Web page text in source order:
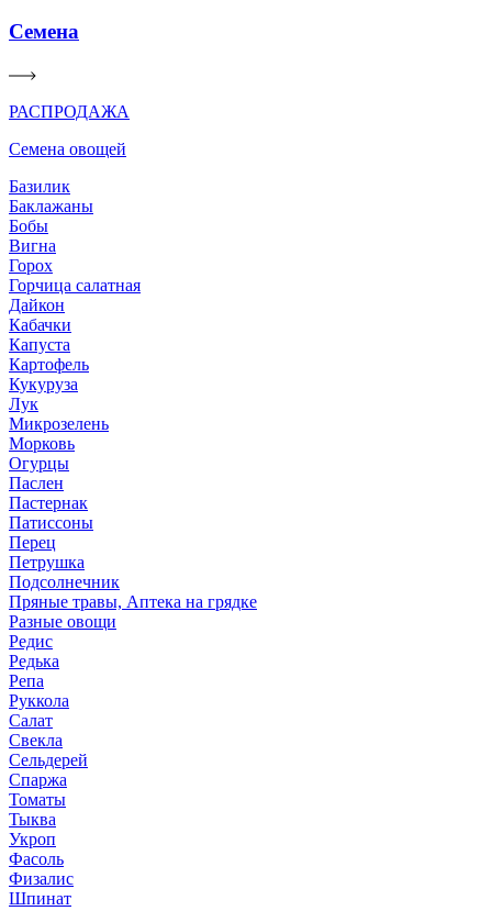
Семена
РАСПРОДАЖА
Семена овощей
Базилик
Баклажаны
Бобы
Вигна
Горох
Горчица салатная
Дайкон
Кабачки
Капуста
Картофель
Кукуруза
Лук
Микрозелень
Морковь
Огурцы
Паслен
Пастернак
Патиссоны
Перец
Петрушка
Подсолнечник
Пряные травы, Аптека на грядке
Разные овощи
Редис
Редька
Репа
Руккола
Салат
Свекла
Сельдерей
Спаржа
Томаты
Тыква
Укроп
Фасоль
Физалис
Шпинат